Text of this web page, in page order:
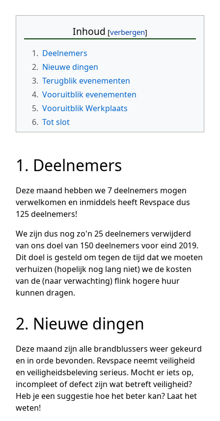
Inhoud
1. Deelnemers
2. Nieuwe dingen
3. Terugblik evenementen
4. Vooruitblik evenementen
5. Vooruitblik Werkplaats
6. Tot slot
1. Deelnemers
Deze maand hebben we 7 deelnemers mogen
verwelkomen en inmiddels heeft Revspace dus
125 deelnemers!
We zijn dus nog zo'n 25 deelnemers verwijderd
van ons doel van 150 deelnemers voor eind 2019.
Dit doel is gesteld om tegen de tijd dat we moeten
verhuizen (hopelijk nog lang niet) we de kosten
van de (naar verwachting) flink hogere huur
kunnen dragen.
2. Nieuwe dingen
Deze maand zijn alle brandblussers weer gekeurd
en in orde bevonden. Revspace neemt veiligheid
en veiligheidsbeleving serieus. Mocht er iets op,
incompleet of defect zijn wat betreft veiligheid?
Heb je een suggestie hoe het beter kan? Laat het
weten!